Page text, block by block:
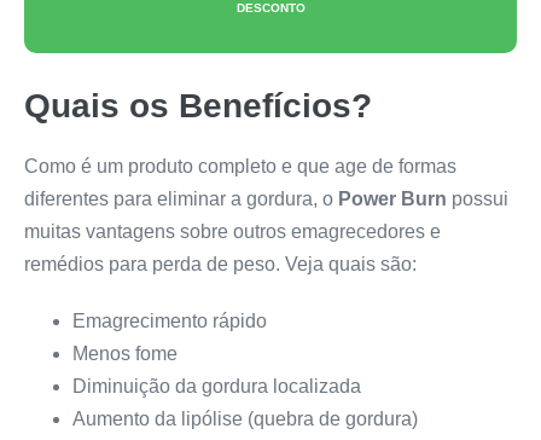
DESCONTO
Quais os Benefícios?
Como é um produto completo e que age de formas
diferentes para eliminar a gordura, o Power Burn possui
muitas vantagens sobre outros emagrecedores e
remédios para perda de peso. Veja quais são:
Emagrecimento rápido
Menos fome
Diminuição da gordura localizada
Aumento da lipólise (quebra de gordura)